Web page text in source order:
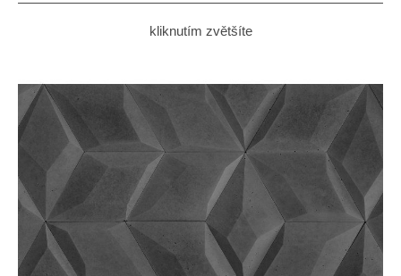
kliknutím zvětšíte